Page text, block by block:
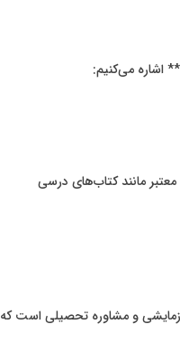
اشاره می‌کنیم:
مانند کتاب‌های درسی
و مشاوره تحصیلی است که